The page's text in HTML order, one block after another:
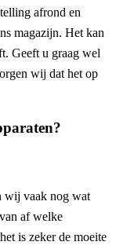
afrond en
magazijn. Het kan
Geeft u graag wel
wij dat het op
wij vaak nog wat
af welke
is zeker de moeite